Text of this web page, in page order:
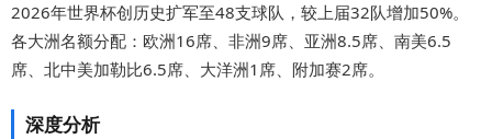
2026年世界杯创历史扩军至48支球队，较上届32队增加50%。
各大洲名额分配：欧洲16席、非洲9席、亚洲8.5席、南美6.5
席、北中美加勒比6.5席、大洋洲1席、附加赛2席。
深度分析